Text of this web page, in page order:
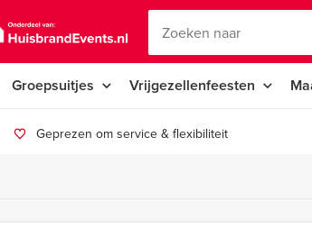
Groepsuitjes Vrijgezellenfeesten
Geprezen om service & flexibiliteit